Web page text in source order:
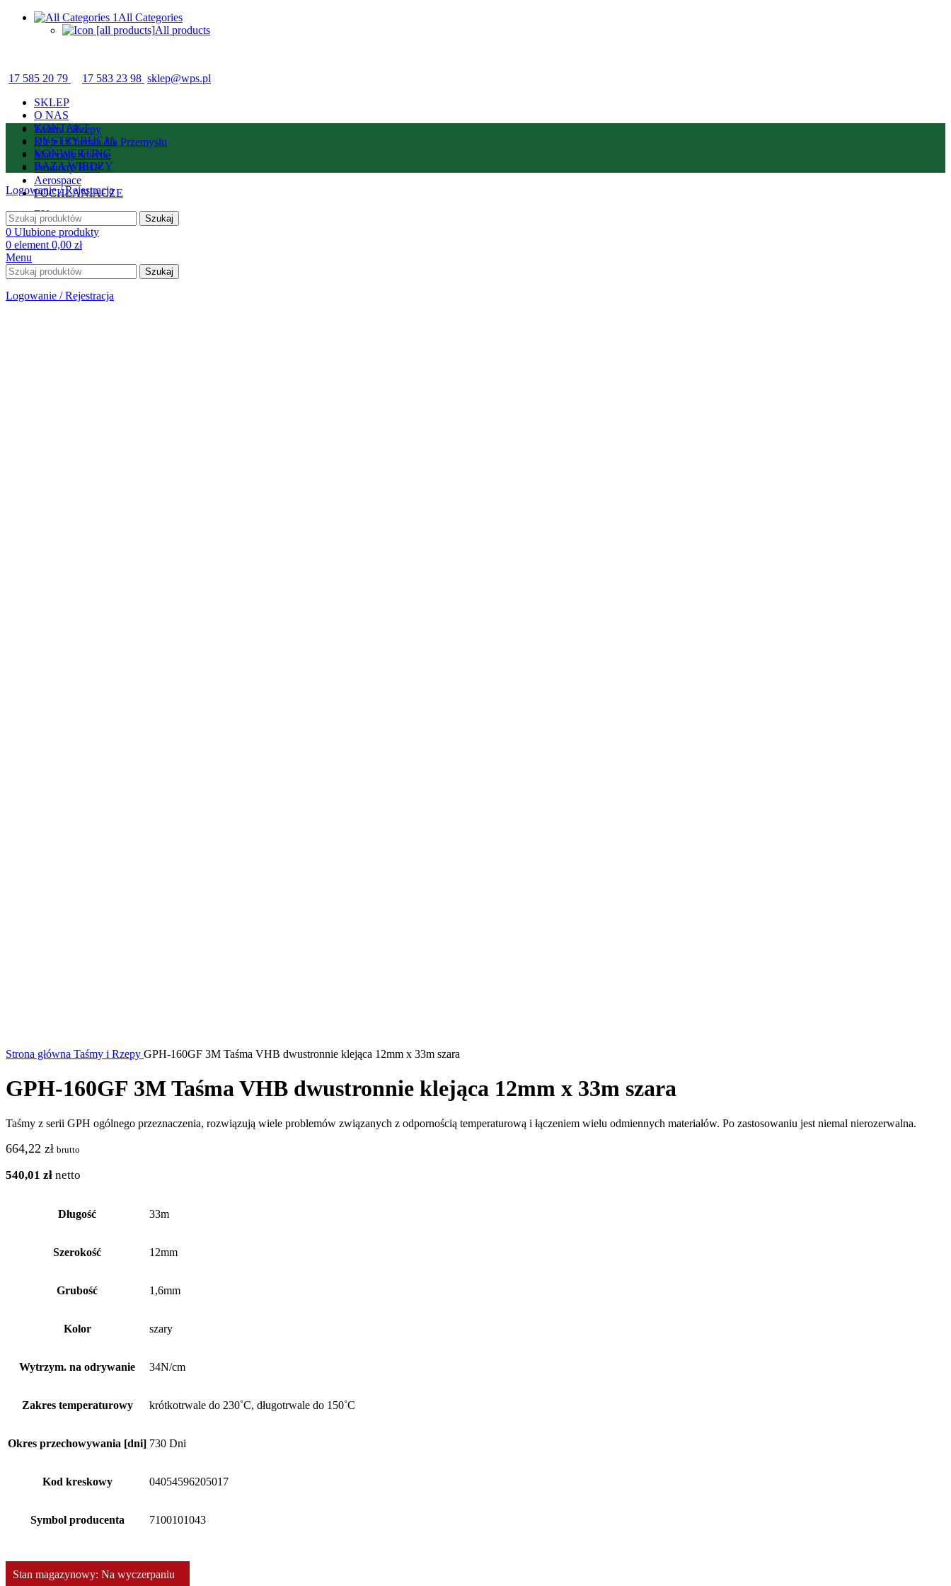
All Categories
All products
17 585 20 79 17 583 23 98 sklep@wps.pl
SKLEP
O NAS
KONTAKT
DYSTRYBUCJA
KONWERTING
BAZA WIEDZY
Logowanie / Rejestracja
EN
Taśmy i Rzepy
Kleje i Chemia dla Przemysłu
Materiały ścierne
Produkty BHP
Aerospace
POCHŁANIACZE
Szukaj
0 Ulubione produkty
0 element 0,00 zł
Menu
Szukaj
Logowanie / Rejestracja
Strona główna Taśmy i Rzepy GPH-160GF 3M Taśma VHB dwustronnie klejąca 12mm x 33m szara
GPH-160GF 3M Taśma VHB dwustronnie klejąca 12mm x 33m szara
Taśmy z serii GPH ogólnego przeznaczenia, rozwiązują wiele problemów związanych z odpornością temperaturową i łączeniem wielu odmiennych materiałów. Po zastosowaniu jest niemal nierozerwalna.
664,22 zł brutto
540,01 zł netto
Długość 33m
Szerokość 12mm
Grubość 1,6mm
Kolor szary
Wytrzym. na odrywanie 34N/cm
Zakres temperaturowy krótkotrwale do 230˚C, długotrwale do 150˚C
Okres przechowywania [dni] 730 Dni
Kod kreskowy 04054596205017
Symbol producenta 7100101043
Stan magazynowy: Na wyczerpaniu